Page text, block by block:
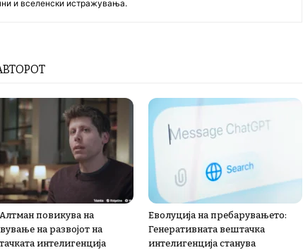
и вселенски истражувања.
повикува на
на развојот на
интелигенција
Еволуција на пребарувањето:
Генеративната вештачка
интелигенција станува